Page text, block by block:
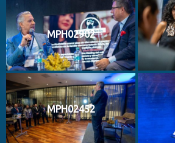
MPH02902
MPH02452